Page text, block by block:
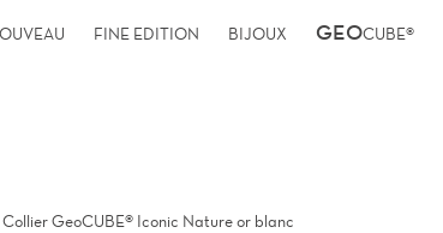
FINE EDITION BIJOUX GEOCUBE®
Collier GeoCUBE® Iconic Nature or blanc